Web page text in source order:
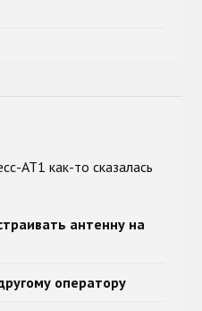
АТ1 как-то сказалась
антенну на
оператору